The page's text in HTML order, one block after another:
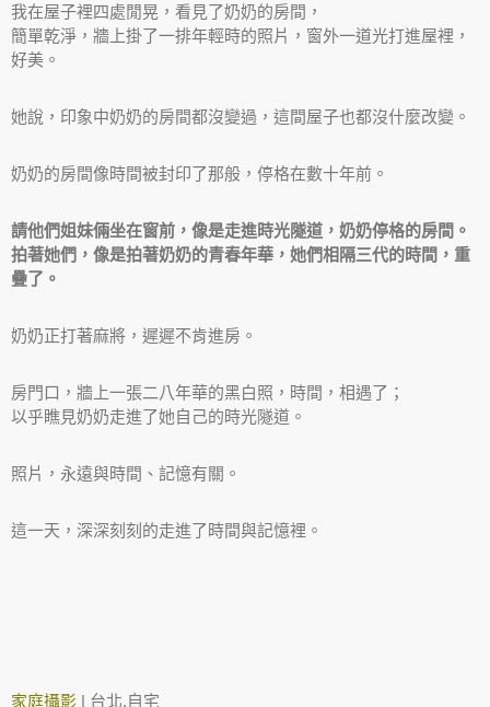
我在屋子裡四處閒晃，看見了奶奶的房間，
簡單乾淨，牆上掛了一排年輕時的照片，窗外一道光打進屋裡，
好美。
她說，印象中奶奶的房間都沒變過，這間屋子也都沒什麼改變。
奶奶的房間像時間被封印了那般，停格在數十年前。
請他們姐妹倆坐在窗前，像是走進時光隧道，奶奶停格的房間。
拍著她們，像是拍著奶奶的青春年華，她們相隔三代的時間，重
疊了。
奶奶正打著麻將，遲遲不肯進房。
房門口，牆上一張二八年華的黑白照，時間，相遇了；
以乎瞧見奶奶走進了她自己的時光隧道。
照片，永遠與時間、記憶有關。
這一天，深深刻刻的走進了時間與記憶裡。
家庭攝影 | 台北,自宅